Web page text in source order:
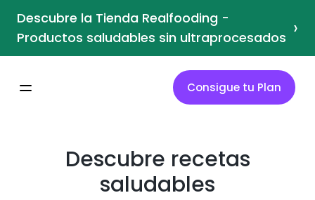
Descubre la Tienda Realfooding -
Productos saludables sin ultraprocesados ›
Consigue tu Plan
Descubre recetas
saludables